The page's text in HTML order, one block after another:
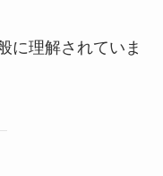
に理解されていま